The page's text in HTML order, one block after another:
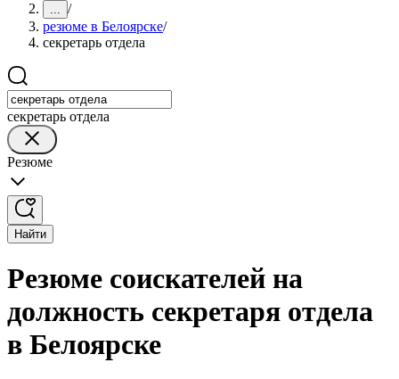
... /
резюме в Белоярске/
секретарь отдела
секретарь отдела
Резюме
Найти
Резюме соискателей на
должность секретаря отдела
в Белоярске